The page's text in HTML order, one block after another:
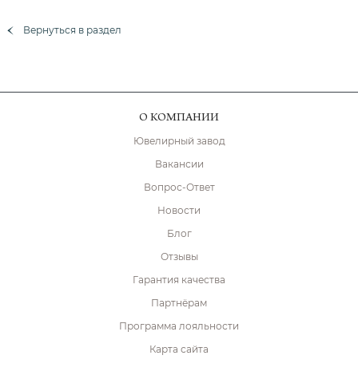
Вернуться в раздел
О КОМПАНИИ
Ювелирный завод
Вакансии
Вопрос-Ответ
Новости
Блог
Отзывы
Гарантия качества
Партнёрам
Программа лояльности
Карта сайта